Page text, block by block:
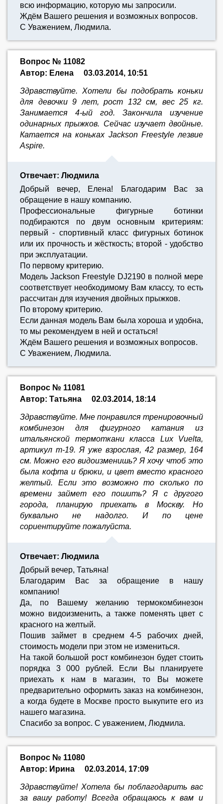
всю информацию, которую мы запросили.
Ждём Вашего решения и возможных вопросов.
С Уважением, Людмила.
Вопрос № 11082
Автор: Елена
03.03.2014, 10:51
Здравствуйте. Хотели бы подобрать коньки
для девочки 9 лет, рост 132 см, вес 25 кг.
Занимается 4-ый год. Закончила изучение
одинарных прыжков. Сейчас изучает двойные.
Катается на коньках Jackson Freestyle лезвие
Aspire.
Отвечает: Людмила
Добрый вечер, Елена! Благодарим Вас за
обращение в нашу компанию.
Профессиональные фигурные ботинки
подбираются по двум основным критериям:
первый - спортивный класс фигурных ботинок
или их прочность и жёсткость; второй - удобство
при эксплуатации.
По первому критерию.
Модель Jackson Freestyle DJ2190 в полной мере
соответствует необходимому Вам классу, то есть
рассчитан для изучения двойных прыжков.
По второму критерию.
Если данная модель Вам была хороша и удобна,
то мы рекомендуем в ней и остаться!
Ждём Вашего решения и возможных вопросов.
С Уважением, Людмила.
Вопрос № 11081
Автор: Татьяна
02.03.2014, 18:14
Здравствуйте. Мне понравился тренировочный
комбинезон для фигурного катания из
итальянской термоткани класса Lux Vuelta,
артикул т-19. Я уже взрослая, 42 размер, 164
см. Можно его видоизменишь? Я хочу чтоб это
была кофта и брюки, и цвет вместо красного
желтый. Если это возможно то сколько по
времени займет его пошить? Я с другого
города, планирую приехать в Москву. Но
буквально не надолго. И по цене
сориентируйте пожалуйста.
Отвечает: Людмила
Добрый вечер, Татьяна!
Благодарим Вас за обращение в нашу
компанию!
Да, по Вашему желанию термокомбинезон
можно видоизменить, а также поменять цвет с
красного на желтый.
Пошив займет в среднем 4-5 рабочих дней,
стоимость модели при этом не измениться.
На такой большой рост комбинезон будет стоить
порядка 3 000 рублей. Если Вы планируете
приехать к нам в магазин, то Вы можете
предварительно оформить заказ на комбинезон,
а когда будете в Москве просто выкупите его из
нашего магазина.
Спасибо за вопрос. С уважением, Людмила.
Вопрос № 11080
Автор: Ирина
02.03.2014, 17:09
Здравствуйте! Хотела бы поблагодарить вас
за вашу работу! Всегда обращаюсь к вам и